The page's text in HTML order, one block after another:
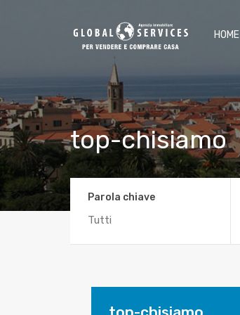
HOME
top-chisiamo
Parola chiave
top-chisiamo